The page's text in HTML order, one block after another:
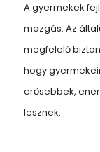
A gyermekek
mozgás. Az
megfelelő
hogy
erősebbek,
lesznek.